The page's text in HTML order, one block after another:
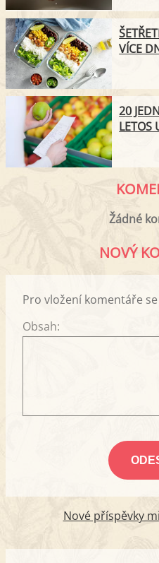
VÍCE
20
LETOS
Žádné
NOVÝ
Pro vložení komentáře
Obsah:
Nové příspěvky